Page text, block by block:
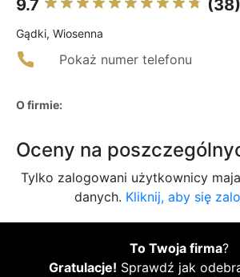
9.7 (38)
Gądki, Wiosenna
Pokaż numer telefonu
O firmie:
Oceny na
Tylko zalogowani użytkownicy
danych. Kliknij, aby się
To Twoja firma?
Gratulacje! Sprawdź jak